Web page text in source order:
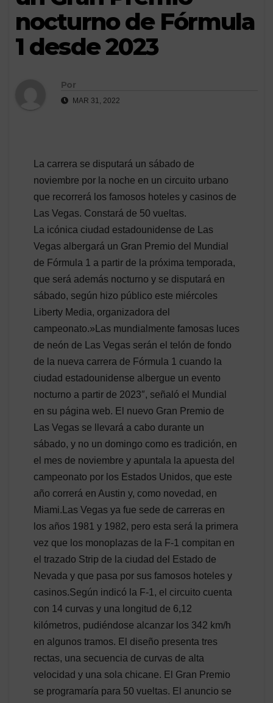
nocturno de Fórmula
1 desde 2023
Por
MAR 31, 2022
La carrera se disputará un sábado de
noviembre por la noche en un circuito urbano
que recorrerá los famosos hoteles y casinos de
Las Vegas. Constará de 50 vueltas.
La icónica ciudad estadounidense de Las
Vegas albergará un Gran Premio del Mundial
de Fórmula 1 a partir de la próxima temporada,
que será además nocturno y se disputará en
sábado, según hizo público este miércoles
Liberty Media, organizadora del
campeonato.»Las mundialmente famosas luces
de neón de Las Vegas serán el telón de fondo
de la nueva carrera de Fórmula 1 cuando la
ciudad estadounidense albergue un evento
nocturno a partir de 2023″, señaló el Mundial
en su página web. El nuevo Gran Premio de
Las Vegas se llevará a cabo durante un
sábado, y no un domingo como es tradición, en
el mes de noviembre y apuntala la apuesta del
campeonato por los Estados Unidos, que este
año correrá en Austin y, como novedad, en
Miami.Las Vegas ya fue sede de carreras en
los años 1981 y 1982, pero esta será la primera
vez que los monoplazas de la F-1 compitan en
el trazado Strip de la ciudad del Estado de
Nevada y que pasa por sus famosos hoteles y
casinos.Según indicó la F-1, el circuito cuenta
con 14 curvas y una longitud de 6,12
kilómetros, pudiéndose alcanzar los 342 km/h
en algunos tramos. El diseño presenta tres
rectas, una secuencia de curvas de alta
velocidad y una sola chicane. El Gran Premio
se programaría para 50 vueltas. El anuncio se